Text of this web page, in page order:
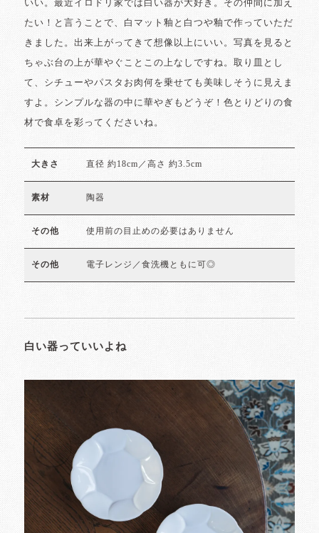
いい。最近イロドリ家では白い器が大好き。その仲間に加え
たい！と言うことで、白マット釉と白つや釉で作っていただ
きました。出来上がってきて想像以上にいい。写真を見ると
ちゃぶ台の上が華やぐことこの上なしですね。取り皿とし
て、シチューやパスタお肉何を乗せても美味しそうに見えま
すよ。シンプルな器の中に華やぎもどうぞ！色とりどりの食
材で食卓を彩ってくださいね。
大きさ 直径 約18cm／高さ 約3.5cm
素材 陶器
その他 使用前の目止めの必要はありません
その他 電子レンジ／食洗機ともに可◎
白い器っていいよね